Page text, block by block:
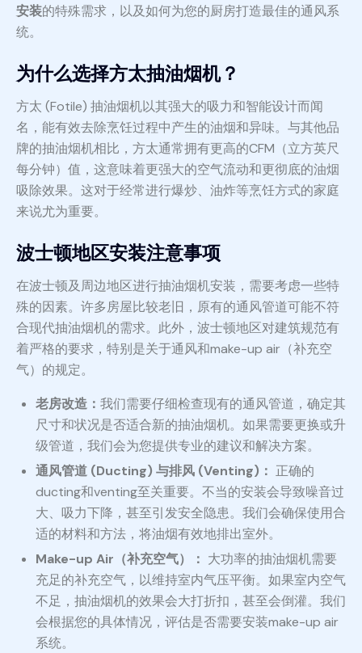
安装的特殊需求，以及如何为您的厨房打造最佳的通风系
统。
为什么选择方太抽油烟机？
方太 (Fotile) 抽油烟机以其强大的吸力和智能设计而闻
名，能有效去除烹饪过程中产生的油烟和异味。与其他品
牌的抽油烟机相比，方太通常拥有更高的CFM（立方英尺
每分钟）值，这意味着更强大的空气流动和更彻底的油烟
吸除效果。这对于经常进行爆炒、油炸等烹饪方式的家庭
来说尤为重要。
波士顿地区安装注意事项
在波士顿及周边地区进行抽油烟机安装，需要考虑一些特
殊的因素。许多房屋比较老旧，原有的通风管道可能不符
合现代抽油烟机的需求。此外，波士顿地区对建筑规范有
着严格的要求，特别是关于通风和make-up air（补充空
气）的规定。
老房改造： 我们需要仔细检查现有的通风管道，确定其
尺寸和状况是否适合新的抽油烟机。如果需要更换或升
级管道，我们会为您提供专业的建议和解决方案。
通风管道 (Ducting) 与排风 (Venting)： 正确的
ducting和venting至关重要。不当的安装会导致噪音过
大、吸力下降，甚至引发安全隐患。我们会确保使用合
适的材料和方法，将油烟有效地排出室外。
Make-up Air（补充空气）： 大功率的抽油烟机需要
充足的补充空气，以维持室内气压平衡。如果室内空气
不足，抽油烟机的效果会大打折扣，甚至会倒灌。我们
会根据您的具体情况，评估是否需要安装make-up air
系统。